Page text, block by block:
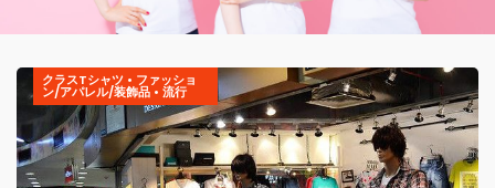
クラスTシャツ • ファッショ
ン/アパレル/装飾品 • 流行